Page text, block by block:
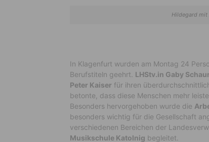
Hildegard mit
In Klagenfurt wurden am Montag 24
Berufstiteln geehrt. LHStv.in Gaby
Peter Kaiser für ihren
betonte, dass diese Menschen mehr
Besonders hervorgehoben wurde die
besonders wichtig für die Gesellschaft
verschiedenen Bereichen der
Musikschule Katolnig begleitet.